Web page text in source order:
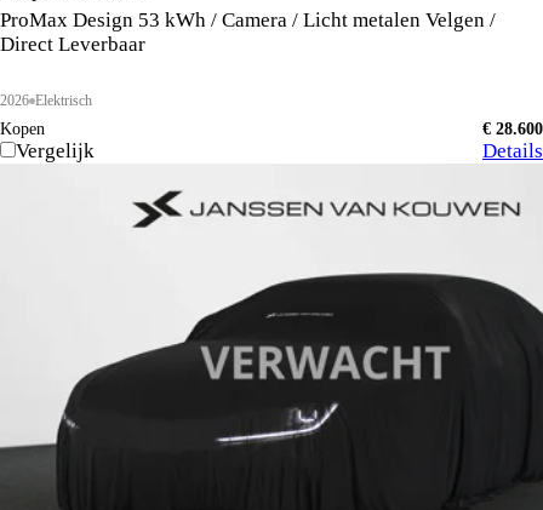
ProMax Design 53 kWh / Camera / Licht metalen Velgen /
Direct Leverbaar
2026 Elektrisch
Kopen € 28.600
Vergelijk Details